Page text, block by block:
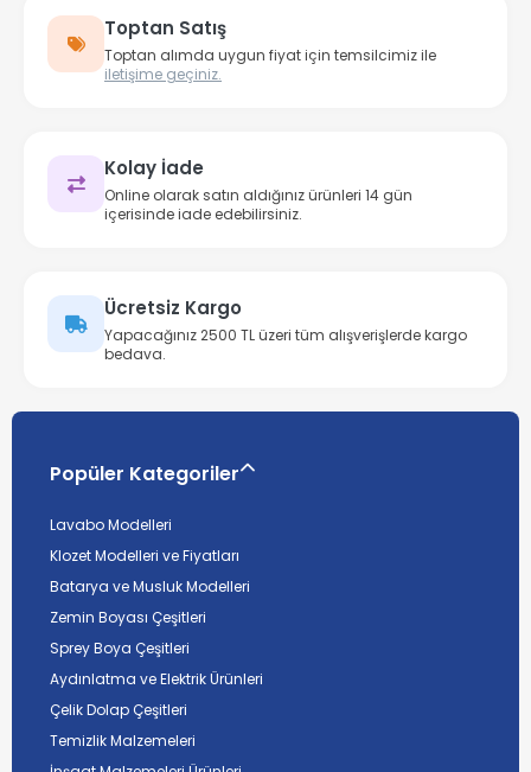
Toptan Satış
Toptan alımda uygun fiyat için temsilcimiz ile
iletişime geçiniz.
Kolay İade
Online olarak satın aldığınız ürünleri 14 gün
içerisinde iade edebilirsiniz.
Ücretsiz Kargo
Yapacağınız 2500 TL üzeri tüm alışverişlerde kargo
bedava.
Popüler Kategoriler
Lavabo Modelleri
Klozet Modelleri ve Fiyatları
Batarya ve Musluk Modelleri
Zemin Boyası Çeşitleri
Sprey Boya Çeşitleri
Aydınlatma ve Elektrik Ürünleri
Çelik Dolap Çeşitleri
Temizlik Malzemeleri